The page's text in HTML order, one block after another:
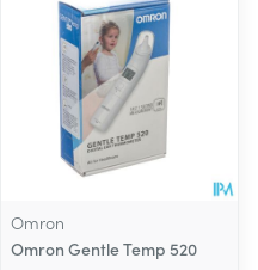
Omron
Omron Gentle Temp 520